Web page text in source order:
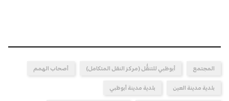
المجتمع أبوظبي للتنقُّل (مركز النقل المتكامل) أصحاب الهمم
بلدية مدينة العين بلدية مدينة أبوظبي